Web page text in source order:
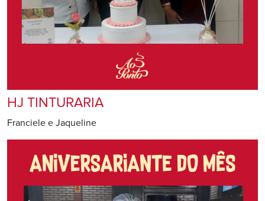
HJ TINTURARIA
Franciele e Jaqueline